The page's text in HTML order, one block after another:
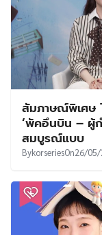
สัมภาษณ์พิเศษ
‘พัคอึนบิน – ผู้ก
สมบูรณ์แบบ
BykorseriesOn26/